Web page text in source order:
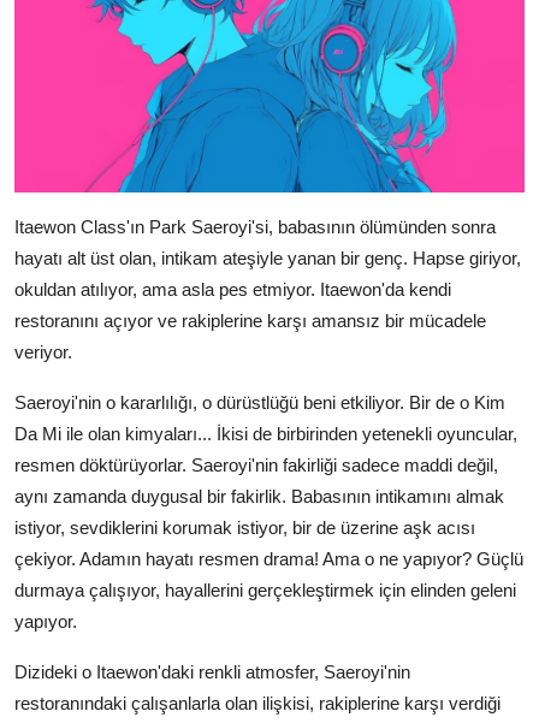
Itaewon Class'ın Park Saeroyi'si, babasının ölümünden sonra
hayatı alt üst olan, intikam ateşiyle yanan bir genç. Hapse giriyor,
okuldan atılıyor, ama asla pes etmiyor. Itaewon'da kendi
restoranını açıyor ve rakiplerine karşı amansız bir mücadele
veriyor.
Saeroyi'nin o kararlılığı, o dürüstlüğü beni etkiliyor. Bir de o Kim
Da Mi ile olan kimyaları... İkisi de birbirinden yetenekli oyuncular,
resmen döktürüyorlar. Saeroyi'nin fakirliği sadece maddi değil,
aynı zamanda duygusal bir fakirlik. Babasının intikamını almak
istiyor, sevdiklerini korumak istiyor, bir de üzerine aşk acısı
çekiyor. Adamın hayatı resmen drama! Ama o ne yapıyor? Güçlü
durmaya çalışıyor, hayallerini gerçekleştirmek için elinden geleni
yapıyor.
Dizideki o Itaewon'daki renkli atmosfer, Saeroyi'nin
restoranındaki çalışanlarla olan ilişkisi, rakiplerine karşı verdiği